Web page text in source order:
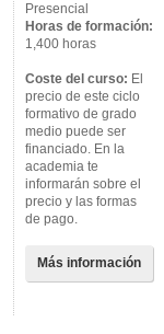
Presencial
Horas de formación:
1,400 horas
Coste del curso: El
precio de este ciclo
formativo de grado
medio puede ser
financiado. En la
academia te
informarán sobre el
precio y las formas
de pago.
Más información